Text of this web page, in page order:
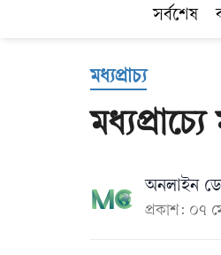
সর্বশেষ
মধ্যপ্রাচ্য
অনলাইন
প্রকাশ: ০৭